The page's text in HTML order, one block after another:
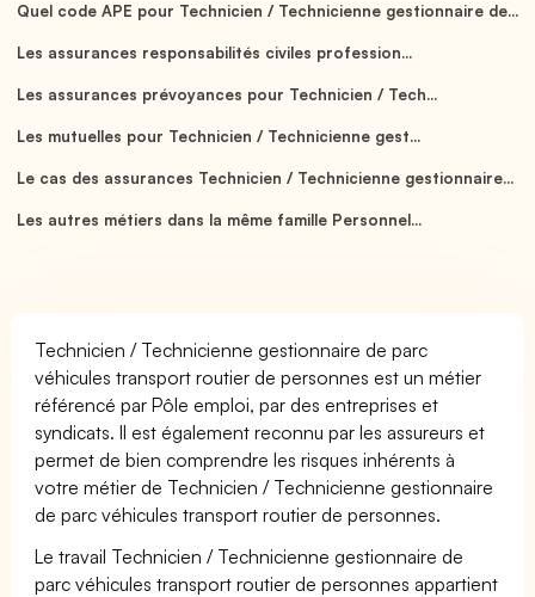
Quel code APE pour Technicien / Technicienne gestionnaire de...
Les assurances responsabilités civiles profession...
Les assurances prévoyances pour Technicien / Tech...
Les mutuelles pour Technicien / Technicienne gest...
Le cas des assurances Technicien / Technicienne gestionnaire...
Les autres métiers dans la même famille Personnel...
Technicien / Technicienne gestionnaire de parc
véhicules transport routier de personnes est un métier
référencé par Pôle emploi, par des entreprises et
syndicats. Il est également reconnu par les assureurs et
permet de bien comprendre les risques inhérents à
votre métier de Technicien / Technicienne gestionnaire
de parc véhicules transport routier de personnes.
Le travail Technicien / Technicienne gestionnaire de
parc véhicules transport routier de personnes appartient